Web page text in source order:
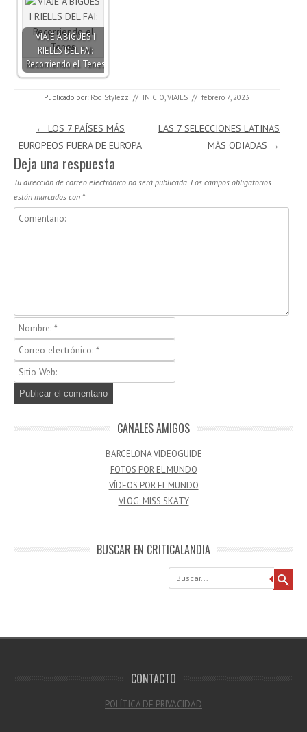
VIAJE A BIGUES I
RIELLS DEL FAI:
Recorriendo el Tenes
Publicado por: Rod Stylezz // INICIO VIAJES // febrero 7, 2023
Navegación de entradas
← LOS 7 PAÍSES MÁS
EUROPEOS FUERA DE EUROPA
LAS 7 SELECCIONES LATINAS
MÁS ODIADAS →
Deja una respuesta
Tu dirección de correo electrónico no será publicada. Los campos obligatorios
están marcados con *
CANALES AMIGOS
BARCELONA VIDEOGUIDE
FOTOS POR EL MUNDO
VÍDEOS POR EL MUNDO
VLOG: MISS SKATY
BUSCAR EN CRITICALANDIA
Buscar
CONTACTO
POLÍTICA DE PRIVACIDAD